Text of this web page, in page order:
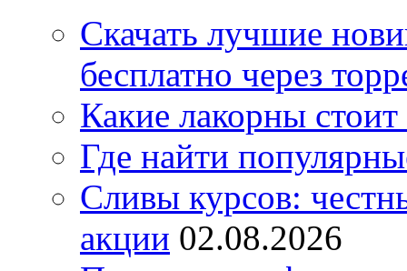
Скачать лучшие
бесплатно через
Какие лакорны стоит
Где найти
Сливы курсов:
акции 02.08.2026